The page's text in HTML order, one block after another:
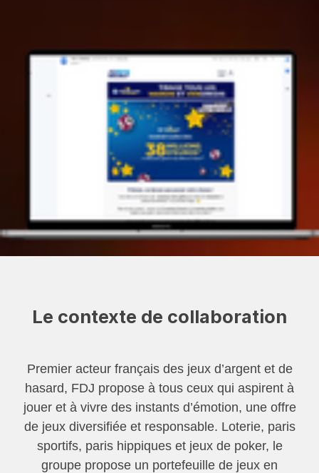
Le contexte de collaboration
Premier acteur français des jeux d’argent et de
hasard, FDJ propose à tous ceux qui aspirent à
jouer et à vivre des instants d’émotion, une offre
de jeux diversifiée et responsable. Loterie, paris
sportifs, paris hippiques et jeux de poker, le
groupe propose un portefeuille de jeux en